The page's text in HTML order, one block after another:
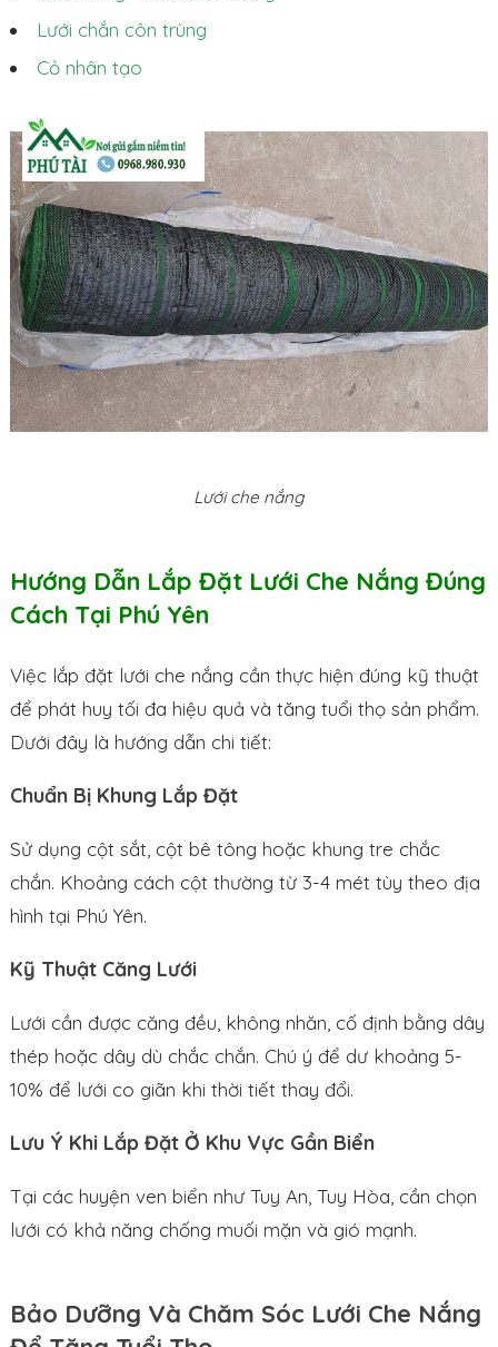
Lưới chắn côn trùng
Cỏ nhân tạo
Lưới che nắng
Hướng Dẫn Lắp Đặt Lưới Che Nắng Đúng
Cách Tại Phú Yên
Việc lắp đặt lưới che nắng cần thực hiện đúng kỹ thuật
để phát huy tối đa hiệu quả và tăng tuổi thọ sản phẩm.
Dưới đây là hướng dẫn chi tiết:
Chuẩn Bị Khung Lắp Đặt
Sử dụng cột sắt, cột bê tông hoặc khung tre chắc
chắn. Khoảng cách cột thường từ 3-4 mét tùy theo địa
hình tại Phú Yên.
Kỹ Thuật Căng Lưới
Lưới cần được căng đều, không nhăn, cố định bằng dây
thép hoặc dây dù chắc chắn. Chú ý để dư khoảng 5-
10% để lưới co giãn khi thời tiết thay đổi.
Lưu Ý Khi Lắp Đặt Ở Khu Vực Gần Biển
Tại các huyện ven biển như Tuy An, Tuy Hòa, cần chọn
lưới có khả năng chống muối mặn và gió mạnh.
Bảo Dưỡng Và Chăm Sóc Lưới Che Nắng